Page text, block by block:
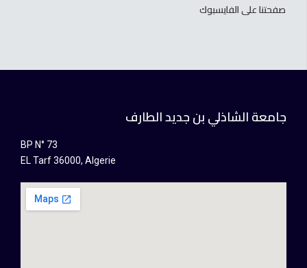
صفحتنا على الفايسبوك
جامعة الشاذلي بن جديد الطارف
BP N° 73
EL Tarf 36000, Algerie